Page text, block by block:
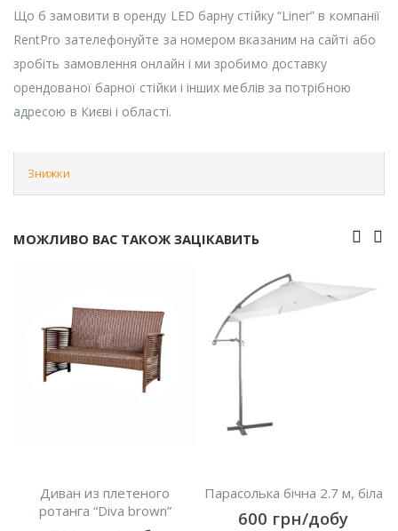
Що б замовити в оренду LED барну стійку “Liner” в компанії
RentPro зателефонуйте за номером вказаним на сайті або
зробіть замовлення онлайн і ми зробимо доставку
орендованої барної стійки і інших меблів за потрібною
адресою в Києві і області.
Знижки
МОЖЛИВО ВАС ТАКОЖ ЗАЦІКАВИТЬ
Парасолька бічна 2.7 м, біла
600грн/добу
Плетене крісло –
400грн/добу